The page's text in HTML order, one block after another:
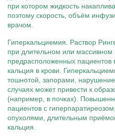
при котором жидкость
поэтому скорость, объём
врачом.
Гиперкальциемия. Раствор
при длительном или массивном
предрасположенных
кальция в крови.
тошнотой, запорами,
случаях может привести к
(например, в почках).
пациентов с
опухолями, длительным
кальция.